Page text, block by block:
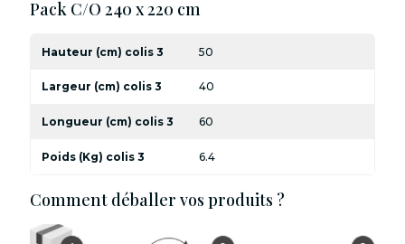
Pack C/O 240 x 220 cm
Hauteur (cm) colis 3 50
Largeur (cm) colis 3 40
Longueur (cm) colis 3 60
Poids (Kg) colis 3 6.4
Comment déballer vos produits ?